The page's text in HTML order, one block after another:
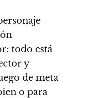
: todo está
y
de meta
o para